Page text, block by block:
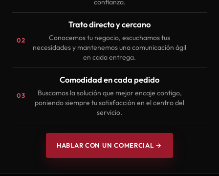
confianza.
02
Trato directo y cercano
Conocemos tu negocio, escuchamos tus
necesidades y mantenemos una comunicación ágil
en cada entrega.
03
Comodidad en cada pedido
Buscamos la solución que mejor encaje contigo,
poniendo siempre tu satisfacción en el centro del
servicio.
HABLAR CON UN COMERCIAL →